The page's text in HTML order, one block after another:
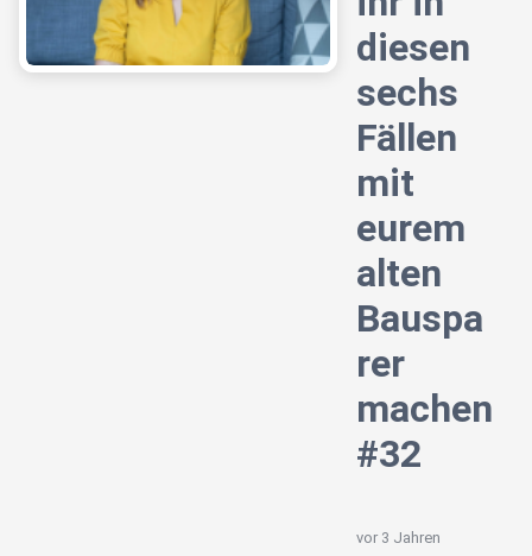
diesen
sechs
Fällen
mit
eurem
alten
Bauspa
rer
machen
#32
vor 3 Jahren